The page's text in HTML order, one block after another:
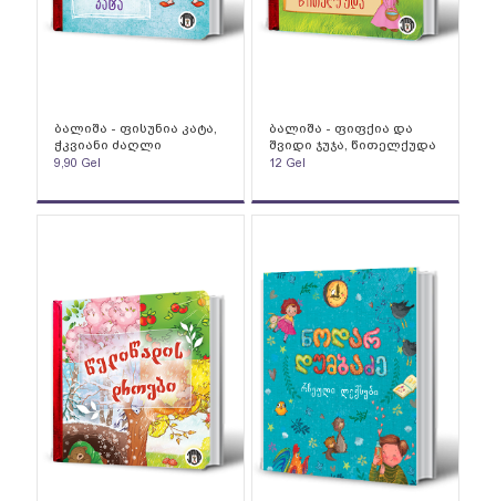
ბალიშა - ფისუნია კატა,
ჭკვიანი ძაღლი
9,90 Gel
ბალიშა - ფიფქია და
შვიდი ჯუჯა, წითელქუდა
12 Gel